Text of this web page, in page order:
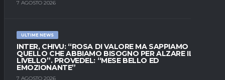
7 AGOSTO 2026
ULTIME NEWS
INTER, CHIVU: “ROSA DI VALORE MA SAPPIAMO
QUELLO CHE ABBIAMO BISOGNO PER ALZARE IL
LIVELLO”. PROVEDEL: “MESE BELLO ED
EMOZIONANTE”
7 AGOSTO 2026